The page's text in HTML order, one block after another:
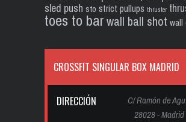
sled push sto strict pullups thruster
toes to barwall ball shot wall
CROSSFIT SINGULAR BOX MADRID
DIRECCIÓN
C/ Ramón de
28028 -